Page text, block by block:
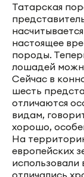
Татарская
настоящее
породы.
лошадей
Сейчас в
шесть
отличаются
видам,
хорошо,
На
европейских
использовали